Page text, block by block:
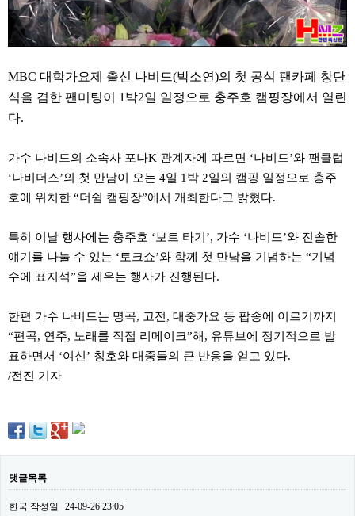
토
사
트
위
비
웹
실
무
채
팅
간
밍
넷
통
영
기
출
MBC 대학가요제 출신 나비드(박소연)의 첫 공식 팬카페 창단
식을 겸한 팬미팅이 1박2일 일정으로 충주호 캠핑장에서 열린
다.
가수 나비드의 소속사 포나K 관계자에 따르면 ‘나비드’와 팬클럽
‘나비더스’의 첫 만남이 오는 4일 1박 2일의 캠핑 일정으로 충주
호에 위치한 “더쉼 캠핑장”에서 개최한다고 밝혔다.
특히 이날 행사에는 충주호 ‘보트 타기’, 가수 ‘나비드’와 진솔한
얘기를 나눌 수 있는 ‘토크쇼’와 함께 첫 만남을 기념하는 “기념
수에 표지석”을 세우는 행사가 진행된다.
한편 가수 나비드는 명곡, 고전, 대중가요 등 팝송에 이르기까지
“편곡, 연주, 노래를 직접 리메이크”해, 유튜브에 정기적으로 발
표하면서 ‘여신’ 칭호와 대중들의 큰 반응을 얻고 있다.
/전진 기자
댓글목록
한국 작성일
24-09-26 23:05